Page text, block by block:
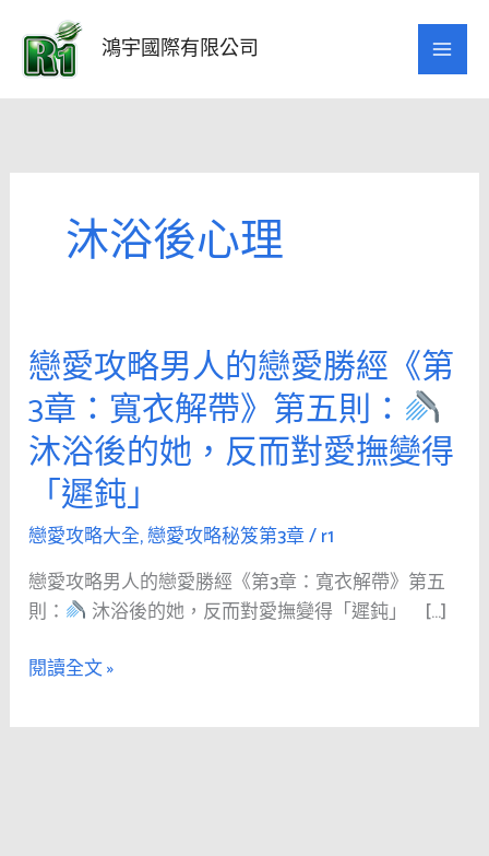
要
鴻宇國際有限公司
沐浴後心理
戀愛攻略男人的戀愛勝經《第
3章：寬衣解帶》第五則：
沐浴後的她，反而對愛撫變得
「遲鈍」
戀愛攻略大全,戀愛攻略秘笈第3章/r1
戀愛攻略男人的戀愛勝經《第3章：寬衣解帶》第五
則：
沐浴後的她，反而對愛撫變得「遲鈍」 […]
戀
愛
攻
略
的
戀
愛
勝
經
《第
閱讀全文 »